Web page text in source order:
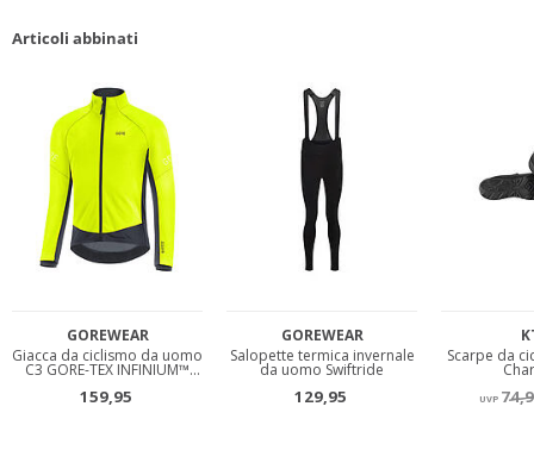
Articoli abbinati